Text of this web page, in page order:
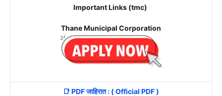
Important Links (tmc)
Thane Municipal Corporation
📑 PDF जाहिरात : ( Official PDF )